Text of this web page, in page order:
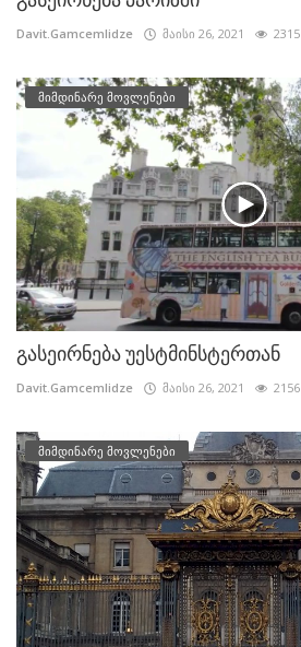
Davit.Gamcemlidze მაისი 26, 2021 2315
მიმდინარე მოვლენები
გასეირნება უესტმინსტერთან
Davit.Gamcemlidze მაისი 26, 2021 2156
მიმდინარე მოვლენები